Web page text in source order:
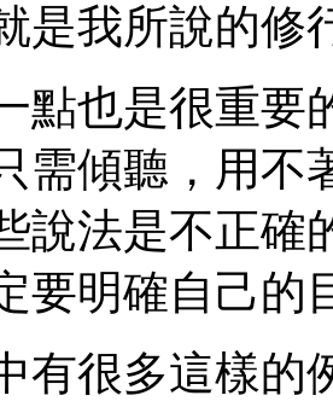
是我所說的修
也是很重要
需傾聽，用不
說法是不正確
要明確自己的
很多這樣的